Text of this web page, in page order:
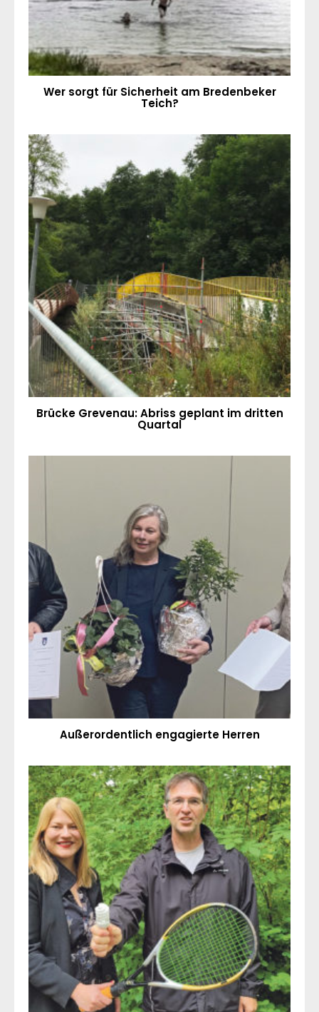
Wer sorgt für Sicherheit am Bredenbeker
Teich?
Brücke Grevenau: Abriss geplant im dritten
Quartal
Außerordentlich engagierte Herren